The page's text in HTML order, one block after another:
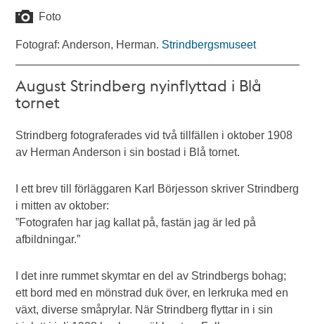
Foto
Fotograf: Anderson, Herman. Strindbergsmuseet
August Strindberg nyinflyttad i Blå
tornet
Strindberg fotograferades vid två tillfällen i oktober 1908
av Herman Anderson i sin bostad i Blå tornet.
I ett brev till förläggaren Karl Börjesson skriver Strindberg
i mitten av oktober:
”Fotografen har jag kallat på, fastän jag är led på
afbildningar.”
I det inre rummet skymtar en del av Strindbergs bohag;
ett bord med en mönstrad duk över, en lerkruka med en
växt, diverse småprylar. När Strindberg flyttar in i sin